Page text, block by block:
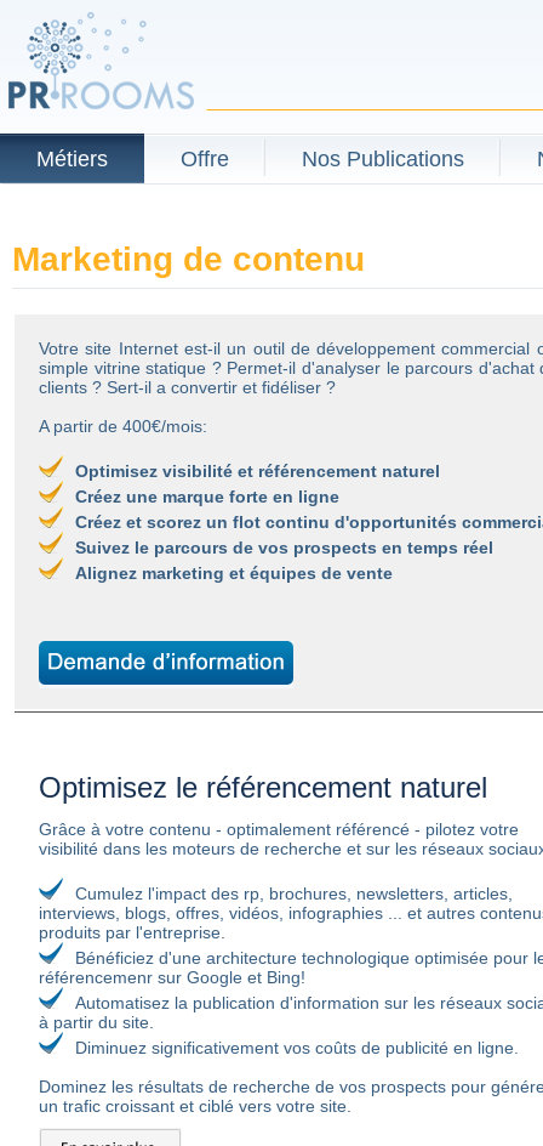
Métiers Offre Nos Publications
Marketing de contenu
Votre site Internet est-il un outil de développement commercial
simple vitrine statique ? Permet-il d'analyser le parcours d'achat
clients ? Sert-il a convertir et fidéliser ?
A partir de 400€/mois:
Optimisez visibilité et référencement naturel
Créez une marque forte en ligne
Créez et scorez un flot continu d'opportunités
Suivez le parcours de vos prospects en temps réel
Alignez marketing et équipes de vente
Optimisez le référencement naturel
Grâce à votre contenu - optimalement référencé - pilotez votre
visibilité dans les moteurs de recherche et sur les réseaux
Cumulez l'impact des rp, brochures, newsletters, articles,
interviews, blogs, offres, vidéos, infographies ... et autres
produits par l'entreprise.
Bénéficiez d'une architecture technologique optimisée pour
référencemenr sur Google et Bing!
Automatisez la publication d'information sur les réseaux
à partir du site.
Diminuez significativement vos coûts de publicité en ligne.
Dominez les résultats de recherche de vos prospects pour
un trafic croissant et ciblé vers votre site.